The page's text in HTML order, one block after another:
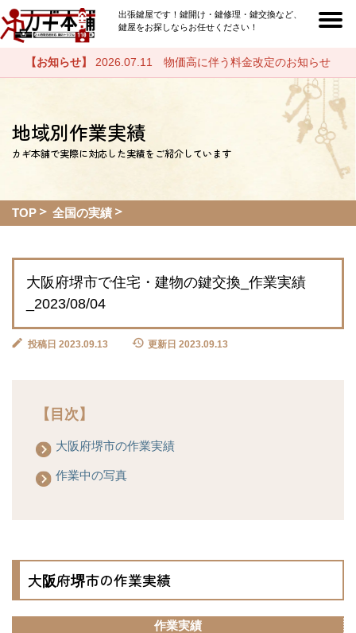
出張鍵屋です！鍵開け・鍵修理・鍵交換など、
鍵屋をお探しならお任せください！
【お知らせ】 2026.07.11 物価高に伴う料金改定のお知らせ
地域別作業実績
カギ本舗で実際に対応した実績をご紹介しています
TOP 全国の実績
大阪府堺市で住宅・建物の鍵交換_作業実績
_2023/08/04
投稿日 2023.09.13 更新日 2023.09.13
【目次】
大阪府堺市の作業実績
作業中の写真
大阪府堺市の作業実績
作業実績